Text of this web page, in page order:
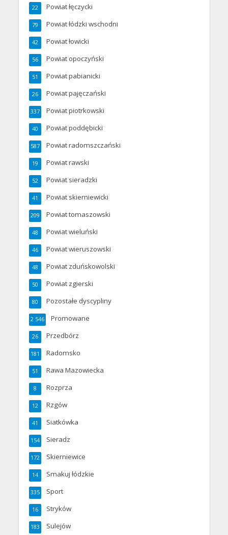
Powiat łęczycki
22
Powiat łódzki wschodni
79
Powiat łowicki
42
Powiat opoczyński
56
Powiat pabianicki
51
Powiat pajęczański
26
Powiat piotrkowski
337
Powiat poddębicki
40
Powiat radomszczański
587
Powiat rawski
19
Powiat sieradzki
52
Powiat skierniewicki
41
Powiat tomaszowski
209
Powiat wieluński
48
Powiat wieruszowski
46
Powiat zduńskowolski
48
Powiat zgierski
50
Pozostałe dyscypliny
80
Promowane
2 546
Przedbórz
26
Radomsko
181
Rawa Mazowiecka
51
Rozprza
8
Rzgów
12
Siatkówka
41
Sieradz
154
Skierniewice
172
Smakuj łódzkie
14
Sport
335
Stryków
16
Sulejów
183